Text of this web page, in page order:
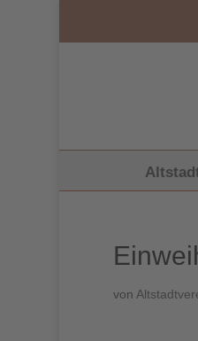
von